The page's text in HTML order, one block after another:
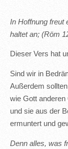
In Hoffnung freut
haltet an; (Röm
Dieser Vers hat
Sind wir in
Außerdem
wie Gott anderen
und sie aus der
ermuntert und
Denn alles, was